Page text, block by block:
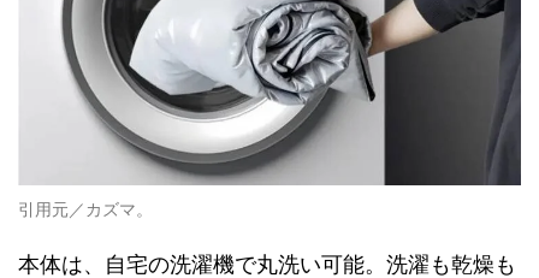
引用元／カズマ。
本体は、自宅の洗濯機で丸洗い可能。洗濯も乾燥も